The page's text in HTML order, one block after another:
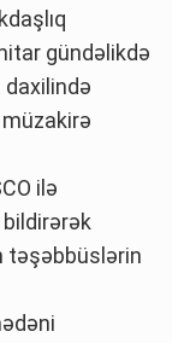
gündəlikdə
ilə
bildirərək
təşəbbüslərin